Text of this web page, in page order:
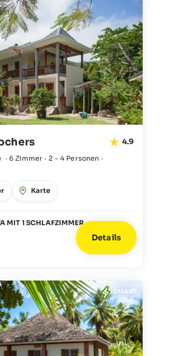
4.9
· 6 Zimmer · 2 - 4 Personen ·
Karte
MIT 1 SCHLAFZIMMER
Details
SMART